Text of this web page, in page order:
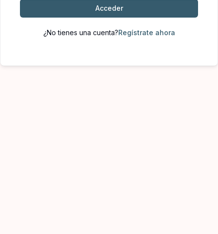
Acceder
¿No tienes una cuenta?Regístrate ahora